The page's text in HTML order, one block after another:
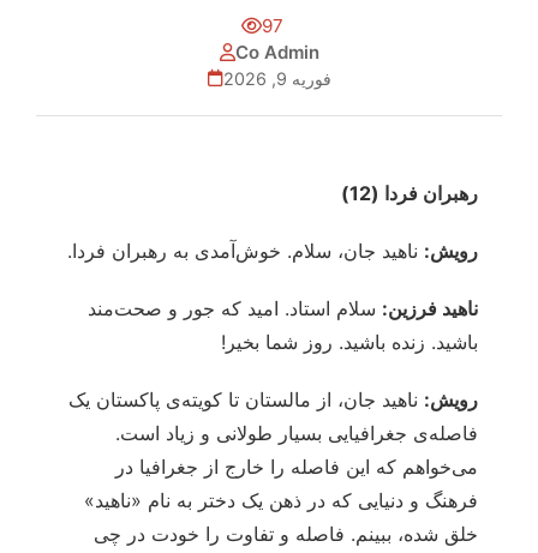
97
Co Admin
فوریه 9, 2026
رهبران فردا (12)
رویش: ناهید جان، سلام. خوش‌آمدی به رهبران فردا.
ناهید فرزین: سلام استاد. امید که جور و صحت‌مند
باشید. زنده باشید. روز شما بخیر!
رویش: ناهید جان، از مالستان تا کویته‌ی پاکستان یک
فاصله‌ی جغرافیایی بسیار طولانی و زیاد است.
می‌خواهم که این فاصله را خارج از جغرافیا در
فرهنگ و دنیایی که در ذهن یک دختر به نام «ناهید»
خلق شده، ببینم. فاصله و تفاوت را خودت در چی